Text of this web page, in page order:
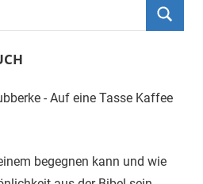
begegnen kann und wie